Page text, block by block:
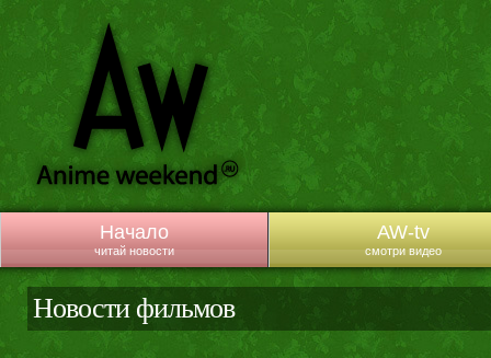
Начало
читай новости
AW-tv
смотри видео
Новости фильмов